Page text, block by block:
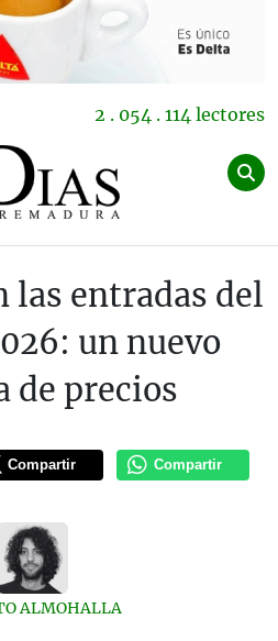
2 . 054 . 114 lectores
las entradas del
un nuevo
de precios
Compartir Compartir
ALMOHALLA